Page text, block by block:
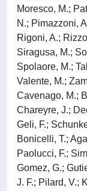
Moresco, M.;
N.; Pimazzoni,
Rigoni, A.;
Siragusa, M.;
Spolaore, M.;
Valente, M.;
Cavenago, M.;
Chareyre, J.;
Geli, F.;
Bonicelli, T.;
Paolucci, F.;
Gomez, G.;
J. F.; Pilard, V.;